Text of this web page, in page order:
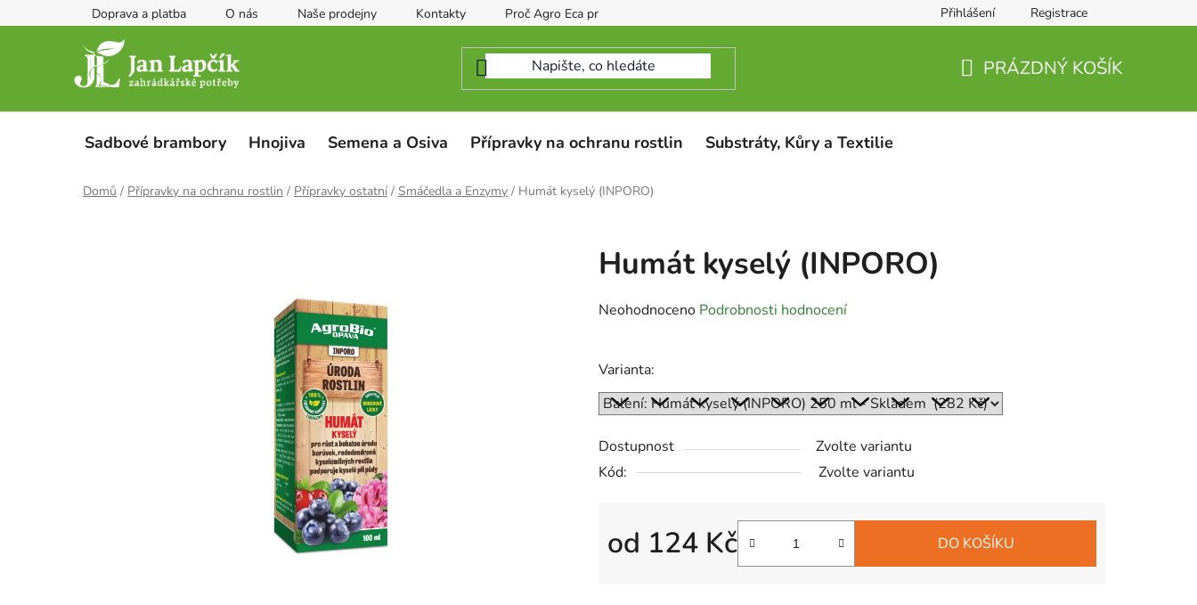
na
Doprava a platba O nás Naše prodejny Kontakty Proč Agro Eca protect Přihlášení Registrace
PRÁZDNÝ KOŠÍK
Sadbové brambory Hnojiva Semena a Osiva Přípravky na ochranu rostlin Substráty, Kůry a Textilie
Domů / Přípravky na ochranu rostlin / Přípravky ostatní / Smáčedla a Enzymy / Humát kyselý (INPORO)
Humát kyselý (INPORO)
Průměrné
0,0
5
hvězdiček.
Neohodnoceno Podrobnosti hodnocení
Varianta:
Dostupnost
Zvolte variantu
Kód:
Zvolte variantu
od 124 Kč DO KOŠÍKU